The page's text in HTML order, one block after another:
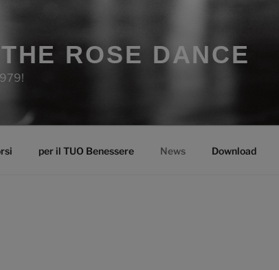
ROSE DANCE
per il TUO Benessere News Download